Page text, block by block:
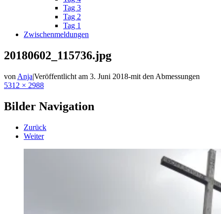
Tag 3
Tag 2
Tag 1
Zwischenmeldungen
20180602_115736.jpg
von Anja|Veröffentlicht am 3. Juni 2018-mit den Abmessungen
5312 × 2988
Bilder Navigation
Zurück
Weiter